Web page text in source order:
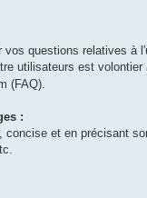
questions relatives à
utilisateurs est
(FAQ).
:
et en précisant